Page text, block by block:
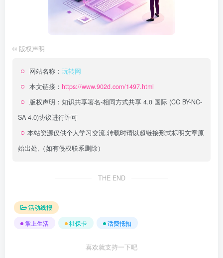
© 版权声明
网站名称： 玩转网
本文链接： https://www.902d.com/1497.html
版权声明： 知识共享署名-相同方式共享 4.0 国际 (CC BY-NC-
SA 4.0)协议进行许可
本站资源仅供个人学习交流,转载时请以超链接形式标明文章原
始出处,（如有侵权联系删除）
THE END
活动线报
掌上生活
社保卡 话费抵扣
喜欢就支持一下吧